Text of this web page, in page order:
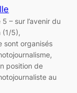
– sur l’avenir du
(1/5),
sont organisés
position de
au